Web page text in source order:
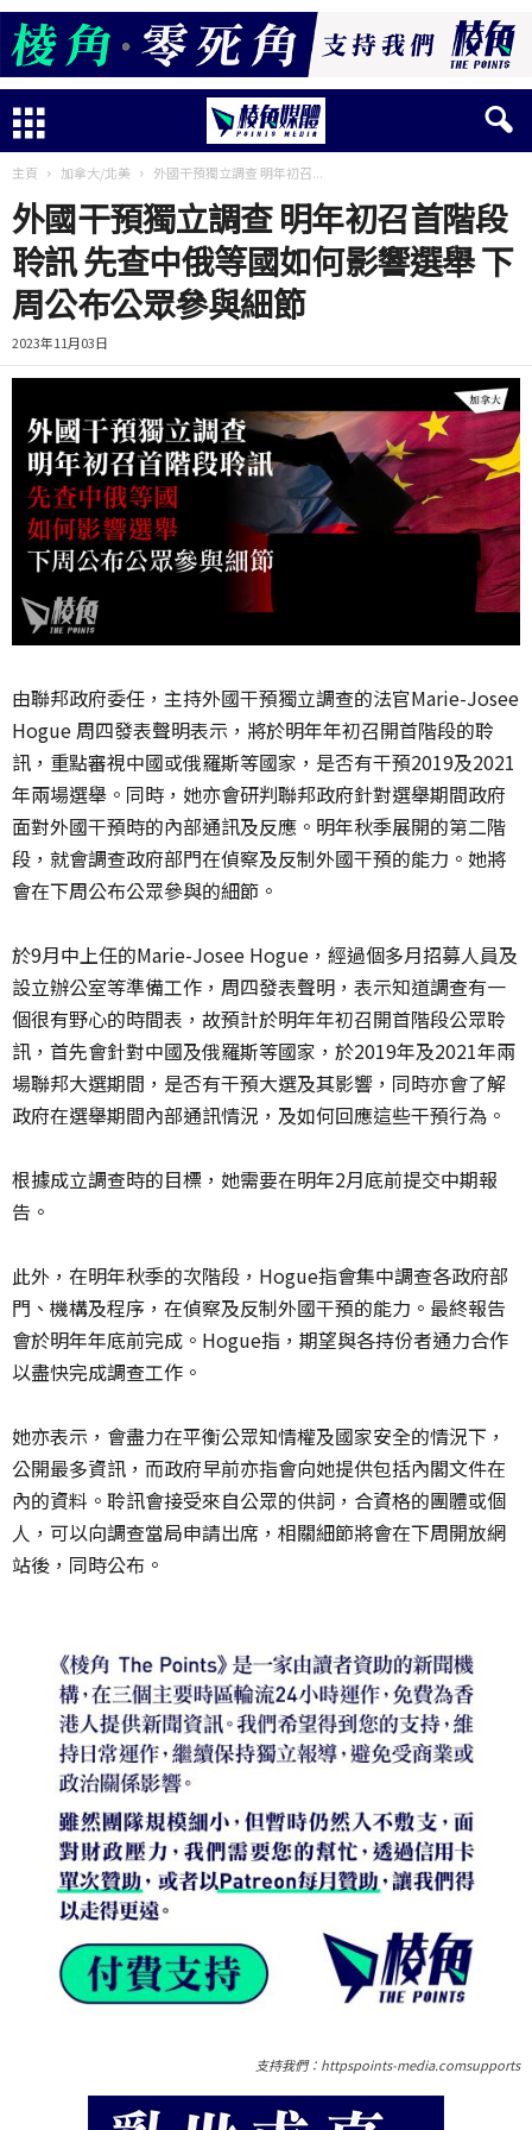
主頁 加拿大/北美 外國干預獨立調查 明年初召...
外國干預獨立調查 明年初召首階段
聆訊 先查中俄等國如何影響選舉 下
周公布公眾參與細節
2023年11月03日
由聯邦政府委任，主持外國干預獨立調查的法官Marie-Josee
Hogue 周四發表聲明表示，將於明年年初召開首階段的聆
訊，重點審視中國或俄羅斯等國家，是否有干預2019及2021
年兩場選舉。同時，她亦會研判聯邦政府針對選舉期間政府
面對外國干預時的內部通訊及反應。明年秋季展開的第二階
段，就會調查政府部門在偵察及反制外國干預的能力。她將
會在下周公布公眾參與的細節。
於9月中上任的Marie-Josee Hogue，經過個多月招募人員及
設立辦公室等準備工作，周四發表聲明，表示知道調查有一
個很有野心的時間表，故預計於明年年初召開首階段公眾聆
訊，首先會針對中國及俄羅斯等國家，於2019年及2021年兩
場聯邦大選期間，是否有干預大選及其影響，同時亦會了解
政府在選舉期間內部通訊情況，及如何回應這些干預行為。
根據成立調查時的目標，她需要在明年2月底前提交中期報
告。
此外，在明年秋季的次階段，Hogue指會集中調查各政府部
門、機構及程序，在偵察及反制外國干預的能力。最終報告
會於明年年底前完成。Hogue指，期望與各持份者通力合作
以盡快完成調查工作。
她亦表示，會盡力在平衡公眾知情權及國家安全的情況下，
公開最多資訊，而政府早前亦指會向她提供包括內閣文件在
內的資料。聆訊會接受來自公眾的供詞，合資格的團體或個
人，可以向調查當局申請出席，相關細節將會在下周開放網
站後，同時公布。
支持我們：httpspoints-media.comsupports